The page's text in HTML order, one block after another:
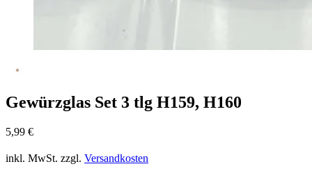
Gewürzglas Set 3 tlg H159, H160
5,99 €
inkl. MwSt. zzgl. Versandkosten